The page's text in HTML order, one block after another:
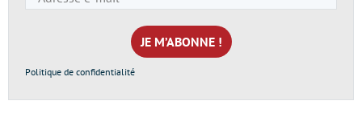
e-
mail
*
Politique de confidentialité